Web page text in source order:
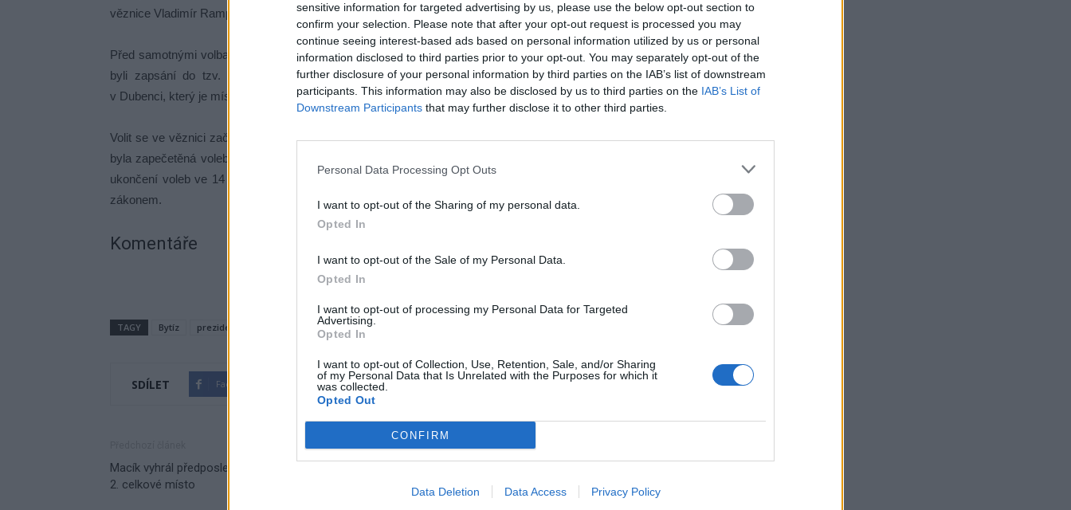
sensitive information for targeted advertising by us, please use the below opt-out section to
confirm your selection. Please note that after your opt-out request is processed you may
continue seeing interest-based ads based on personal information utilized by us or personal
information disclosed to third parties prior to your opt-out. You may separately opt-out of the
further disclosure of your personal information by third parties on the IAB’s list of downstream
participants. This information may also be disclosed by us to third parties on the IAB’s List of
Downstream Participants that may further disclose it to other third parties.
Personal Data Processing Opt Outs
I want to opt-out of the Sharing of my personal data.
Opted In
I want to opt-out of the Sale of my Personal Data.
Opted In
I want to opt-out of processing my Personal Data for Targeted
Advertising.
Opted In
I want to opt-out of Collection, Use, Retention, Sale, and/or Sharing
of my Personal Data that Is Unrelated with the Purposes for which it
was collected.
Opted Out
CONFIRM
Data Deletion Data Access Privacy Policy
věznice Vladimír Rampas.
Před samotnými volbami byli odsouzení poučeni o svých právech i s průběhem možnosti volby. Zájemci
byli zapsání do tzv. zvláštních voličských seznamů, které byly následně předány Obecnímu úřadu
v Dubenci, který je místně příslušných úřadem pro vykonání voleb ve věznici.
Volit se ve věznici začalo v osm hodin a všichni zájemci o volby měli odvoleno do pravého poledne. Poté
byla zapečetěná volební urna s hlasy komisí převezena do volební místnosti v Dubenci, aby po řádném
ukončení voleb ve 14 hodin mohly být obálky s hlasy zkontrolovány a přepočteny v souladu s volebním
zákonem.
Komentáře
TAGY Bytíz prezident věznice volby
SDÍLET Facebook Twitter
Macík vyhrál předposlední etapu a poskočil na
2. celkové místo
do autobusů všemi dveřmi